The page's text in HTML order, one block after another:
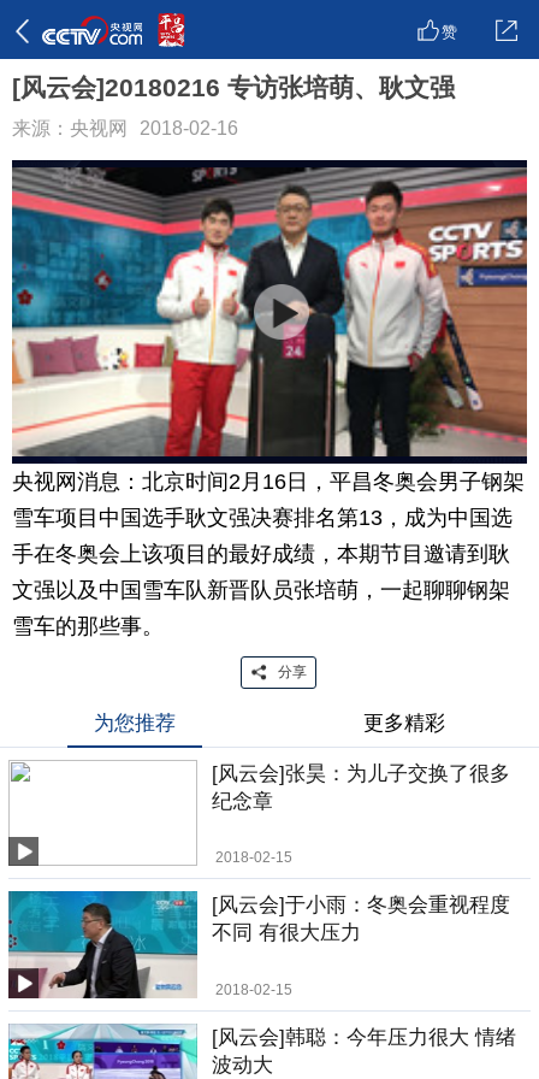
赞
[风云会]20180216 专访张培萌、耿文强
来源：央视网 2018-02-16
央视网消息：北京时间2月16日，平昌冬奥会男子钢架
雪车项目中国选手耿文强决赛排名第13，成为中国选
手在冬奥会上该项目的最好成绩，本期节目邀请到耿
文强以及中国雪车队新晋队员张培萌，一起聊聊钢架
雪车的那些事。
分享
为您推荐 更多精彩
[风云会]张昊：为儿子交换了很多
纪念章
2018-02-15
[风云会]于小雨：冬奥会重视程度
不同 有很大压力
2018-02-15
[风云会]韩聪：今年压力很大 情绪
波动大